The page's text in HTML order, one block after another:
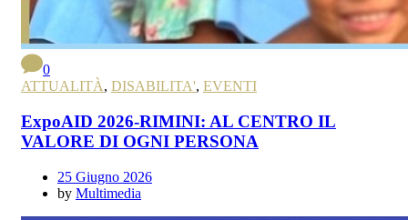
0
ATTUALITÀ, DISABILITA', EVENTI
ExpoAID 2026-RIMINI: AL CENTRO IL
VALORE DI OGNI PERSONA
25 Giugno 2026
by Multimedia